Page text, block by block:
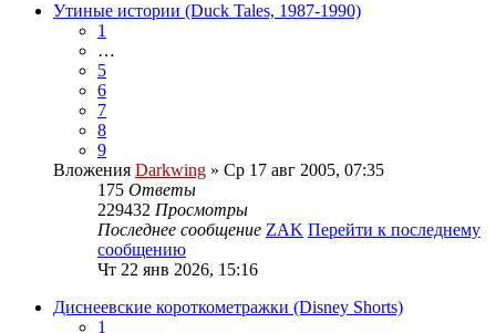
Утиные истории (Duck Tales, 1987-1990)
1
…
5
6
7
8
9
Вложения Darkwing » Ср 17 авг 2005, 07:35
175 Ответы
229432 Просмотры
Последнее сообщение ZAK Перейти к последнему
сообщению
Чт 22 янв 2026, 15:16
Диснеевские короткометражки (Disney Shorts)
1